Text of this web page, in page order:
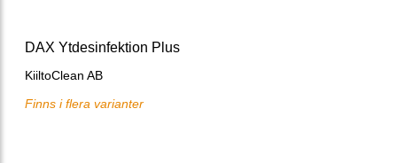
DAX Ytdesinfektion Plus
KiiltoClean AB
Finns i flera varianter